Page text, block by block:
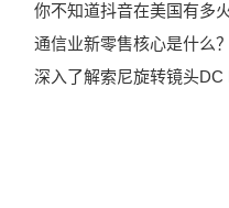
你不知道抖音在美国有多
通信业新零售核心是什么
深入了解索尼旋转镜头DC